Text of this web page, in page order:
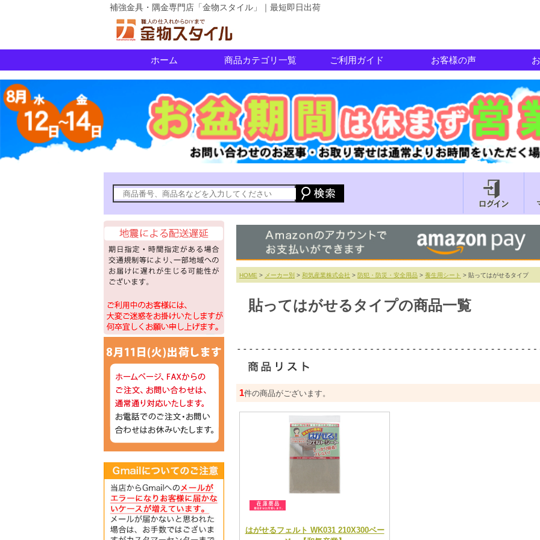
補強金具・隅金専門店「金物スタイル」｜最短即日出荷
ホーム 商品カテゴリ一覧 ご利用ガイド お客様の声
HOME > メーカー別 > 和気産業株式会社 > 防犯・防災・安全用品 > 養生用シート > 貼ってはがせるタイプ
貼ってはがせるタイプの商品一覧
1件の商品がございます。
はがせるフェルト WK031 210X300ベー